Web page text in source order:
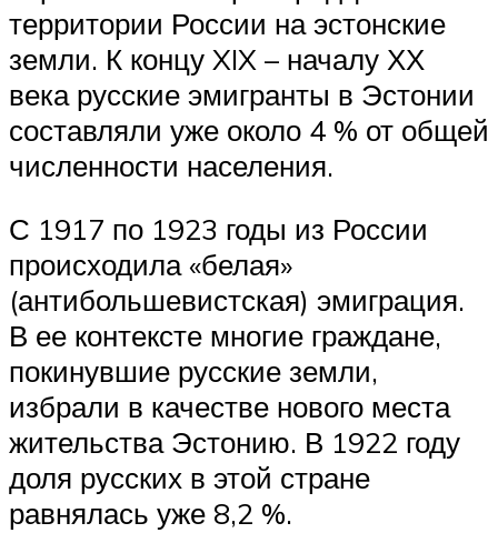
территории России на эстонские
земли. К концу XIX – началу ХХ
века русские эмигранты в Эстонии
составляли уже около 4 % от общей
численности населения.
С 1917 по 1923 годы из России
происходила «белая»
(антибольшевистская) эмиграция.
В ее контексте многие граждане,
покинувшие русские земли,
избрали в качестве нового места
жительства Эстонию. В 1922 году
доля русских в этой стране
равнялась уже 8,2 %.